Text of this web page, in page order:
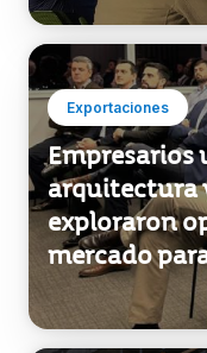
Exportaciones
Empresarios
arquitectura
exploraron
mercado